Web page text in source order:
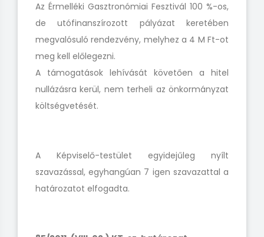
Az Érmelléki Gasztronómiai Fesztivál 100 %-os,
de utófinanszírozott pályázat keretében
megvalósuló rendezvény, melyhez a 4 M Ft-ot
meg kell előlegezni.
A támogatások lehívását követően a hitel
nullázásra kerül, nem terheli az önkormányzat
költségvetését.
A Képviselő-testület egyidejűleg nyílt
szavazással, egyhangúan 7 igen szavazattal a
határozatot elfogadta.